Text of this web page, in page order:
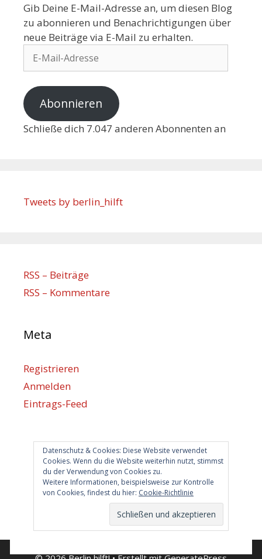
Gib Deine E-Mail-Adresse an, um diesen Blog
zu abonnieren und Benachrichtigungen über
neue Beiträge via E-Mail zu erhalten.
Abonnieren
Schließe dich 7.047 anderen Abonnenten an
Datenschutz & Cookies: Diese Website verwendet
Cookies. Wenn du die Website weiterhin nutzt, stimmst
du der Verwendung von Cookies zu.
Weitere Informationen, beispielsweise zur Kontrolle
von Cookies, findest du hier: Cookie-Richtlinie
Tweets by berlin_hilft
RSS – Beiträge
RSS – Kommentare
Meta
Registrieren
Anmelden
Eintrags-Feed
WordPress.org
Berlin hilft
info@berlin-hilft.com